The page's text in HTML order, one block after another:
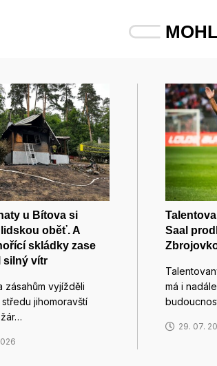
u Bítova si
oběť. A
skládky zase
silný vítr
zásahům vyjížděli
jihomoravští
Saal
má i
29. 07.